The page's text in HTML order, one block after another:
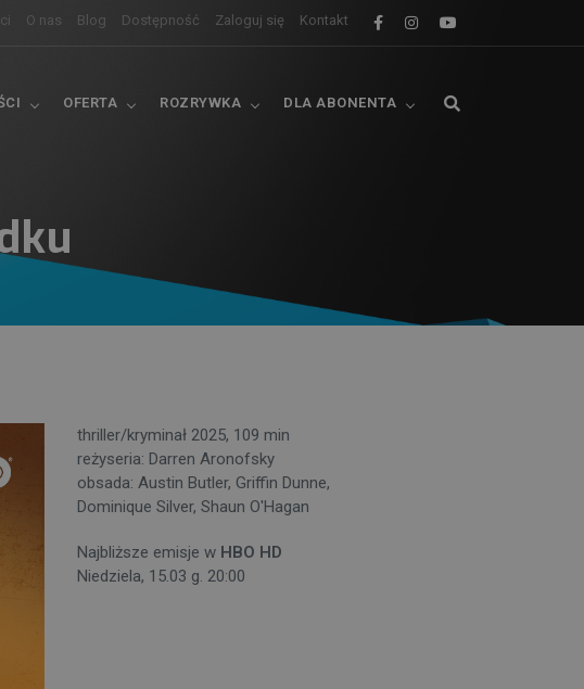
O nas Blog Dostępność Zaloguj się Kontakt
OFERTA ROZRYWKA DLA ABONENTA
thriller/kryminał 2025, 109 min
reżyseria: Darren Aronofsky
obsada: Austin Butler, Griffin Dunne,
Dominique Silver, Shaun O'Hagan
Najbliższe emisje w HBO HD
Niedziela, 15.03 g. 20:00